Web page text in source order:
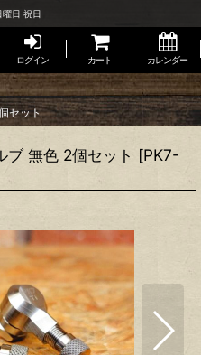
曜日 祝日
ログイン カート カレンダー
セット
ブ 無色 2個セット [PK7-